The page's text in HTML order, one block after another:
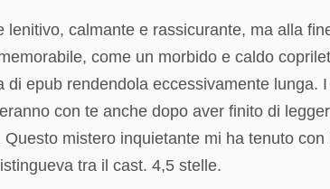
calmante e rassicurante, ma alla
come un morbido e caldo
epub rendendola eccessivamente
con te anche dopo aver finito di
mistero inquietante mi ha tenuto
tra il cast. 4,5 stelle.